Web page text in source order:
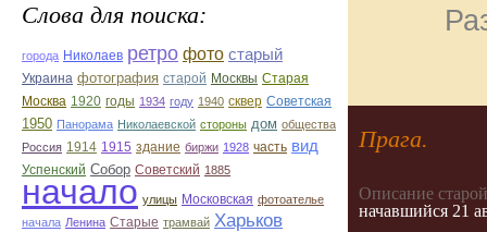
Слова для поиска:
города Николаев ретро фото старый
Украина фотография старой Москвы Старая
Москва 1920 годы 1934 году 1940 сквер Советская
1950 Панорама Николаевской стороны дом общества
Россия 1914 1915 здание биржи 1928 часть вид
Успенский Собор Советский 1885
начало улицы Московская фотоателье
начала Ленина Старые трамвай Харьков
Прага.
Описание
начавшийся 21